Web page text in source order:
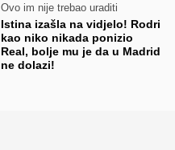
Ovo im nije trebao uraditi
Istina izašla na vidjelo! Rodri
kao niko nikada ponizio
Real, bolje mu je da u Madrid
ne dolazi!